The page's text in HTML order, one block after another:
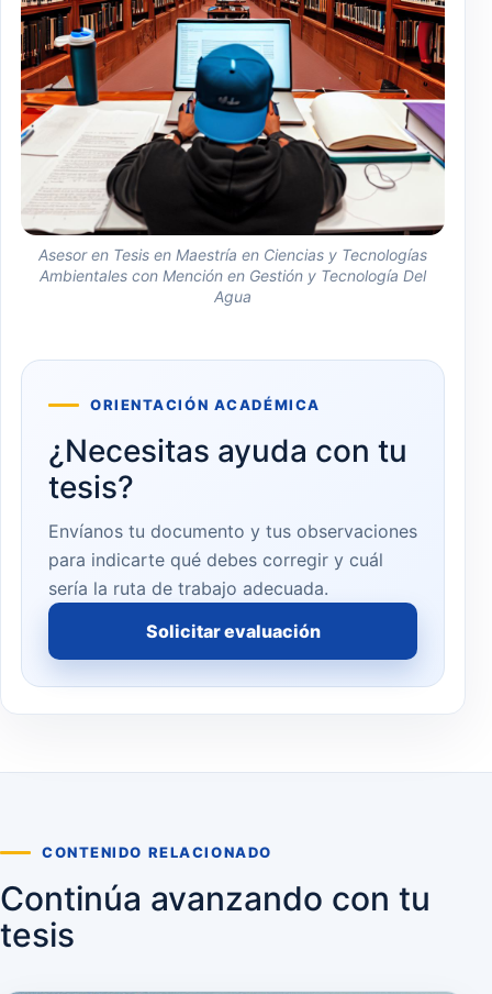
Asesor en Tesis en Maestría en Ciencias y Tecnologías
Ambientales con Mención en Gestión y Tecnología Del
Agua
ORIENTACIÓN ACADÉMICA
¿Necesitas ayuda con tu
tesis?
Envíanos tu documento y tus observaciones
para indicarte qué debes corregir y cuál
sería la ruta de trabajo adecuada.
Solicitar evaluación
CONTENIDO RELACIONADO
Continúa avanzando con tu
tesis